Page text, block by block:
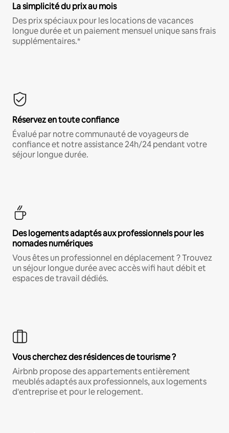
La simplicité du prix au mois
Des prix spéciaux pour les locations de vacances
longue durée et un paiement mensuel unique sans frais
supplémentaires.*
Réservez en toute confiance
Évalué par notre communauté de voyageurs de
confiance et notre assistance 24h/24 pendant votre
séjour longue durée.
Des logements adaptés aux professionnels pour les
nomades numériques
Vous êtes un professionnel en déplacement ? Trouvez
un séjour longue durée avec accès wifi haut débit et
espaces de travail dédiés.
Vous cherchez des résidences de tourisme ?
Airbnb propose des appartements entièrement
meublés adaptés aux professionnels, aux logements
d'entreprise et pour le relogement.